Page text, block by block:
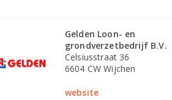
Gelden Loon- en
grondverzetbedrijf B.V.
Celsiusstraat 36
6604 CW Wijchen
website